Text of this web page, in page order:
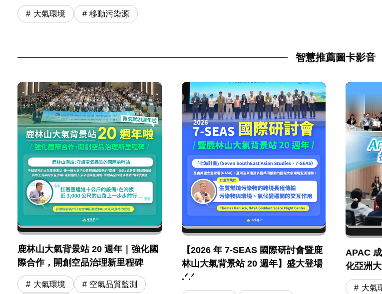
大氣環境 移動污染源
智慧推薦圖卡影音
鹿林山大氣背景站 20 週年｜強化國
際合作，開創空品治理新里程碑
大氣環境 空氣品質監測
【2026 年 7-SEAS 國際研討會暨鹿
林山大氣背景站 20 週年】盛大登場
.ᐟ.ᐟ
APAC
化亞洲
大氣